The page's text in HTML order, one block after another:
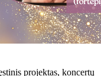
projektas, koncertų